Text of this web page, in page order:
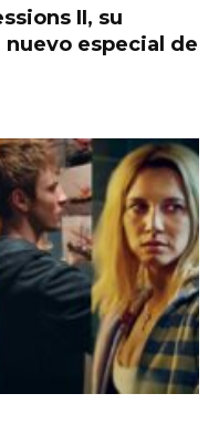
II, su
especial de